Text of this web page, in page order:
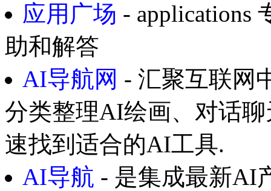
应用广场 - applications
助和解答
AI导航网 - 汇聚互联网
分类整理AI绘画、对话
速找到适合的AI工具.
AI导航 - 是集成最新AI